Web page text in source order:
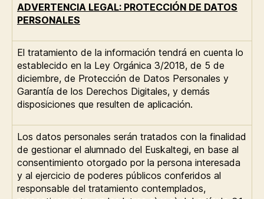
ADVERTENCIA LEGAL: PROTECCIÓN DE DATOS
PERSONALES
El tratamiento de la información tendrá en cuenta lo
establecido en la Ley Orgánica 3/2018, de 5 de
diciembre, de Protección de Datos Personales y
Garantía de los Derechos Digitales, y demás
disposiciones que resulten de aplicación.
Los datos personales serán tratados con la finalidad
de gestionar el alumnado del Euskaltegi, en base al
consentimiento otorgado por la persona interesada
y al ejercicio de poderes públicos conferidos al
responsable del tratamiento contemplados,